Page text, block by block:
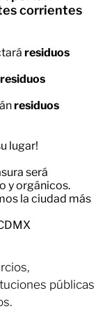
corrientes
residuos
residuos
residuos
lugar!
será
y orgánicos.
la ciudad más
públicas